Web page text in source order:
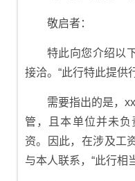
敬启者：
特此向您介绍以
接洽。“此行特此提供
需要指出的是，
管，且本单位并未
资。因此，在涉及工
与本人联系，“此行相